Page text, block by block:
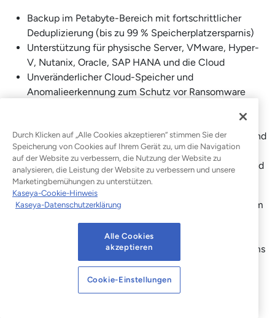
Backup im Petabyte-Bereich mit fortschrittlicher
Deduplizierung (bis zu 99 % Speicherplatzersparnis)
Unterstützung für physische Server, VMware, Hyper-
V, Nutanix, Oracle, SAP HANA und die Cloud
Unveränderlicher Cloud-Speicher und
Anomalieerkennung zum Schutz vor Ransomware
Flexible Speicherhierarchie über Festplatte, Cloud und
Band
Berichterstattung zur langfristigen Aufbewahrung und
zur Einhaltung von Vorschriften
Zu beachtender Einschränkung:
NetBackup ist mit einem
Verwaltung verbunden. Es ist für Rechenzentren großer
Unternehmen mit eigens dafür zuständigen Backup-Teams
konzipiert, und aufgrund des betrieblichen Aufwands
eignet es sich nicht für Umgebungen, in denen diese
Kapazitäten nicht vorhanden sind.
Durch Klicken auf „Alle Cookies akzeptieren“ stimmen Sie der
Speicherung von Cookies auf Ihrem Gerät zu, um die Navigation
auf der Website zu verbessern, die Nutzung der Website zu
analysieren, die Leistung der Website zu verbessern und unsere
Marketingbemühungen zu unterstützen.
Kaseya-Cookie-Hinweis
Kaseya-Datenschutzerklärung
Alle Cookies
akzeptieren
Cookie-Einstellungen